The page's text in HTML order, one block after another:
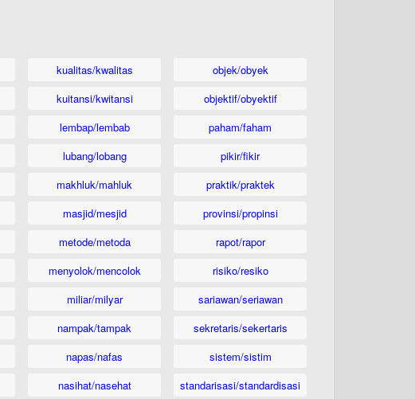
kualitas/kwalitas
kuitansi/kwitansi
lembap/lembab
lubang/lobang
makhluk/mahluk
masjid/mesjid
metode/metoda
menyolok/mencolok
miliar/milyar
nampak/tampak
napas/nafas
nasihat/nasehat
objek/obyek
objektif/obyektif
paham/faham
pikir/fikir
praktik/praktek
provinsi/propinsi
rapot/rapor
risiko/resiko
sariawan/seriawan
sekretaris/sekertaris
sistem/sistim
standarisasi/standardisasi